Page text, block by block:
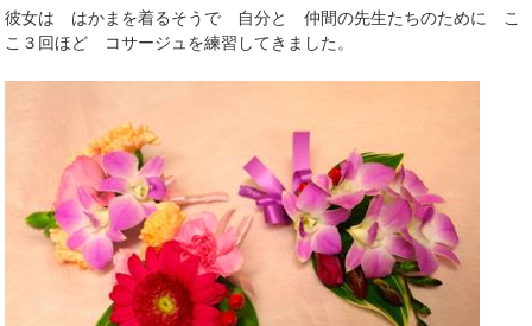
彼女は はかまを着るそうで 自分と 仲間の先生たちのために こ
こ３回ほど コサージュを練習してきました。